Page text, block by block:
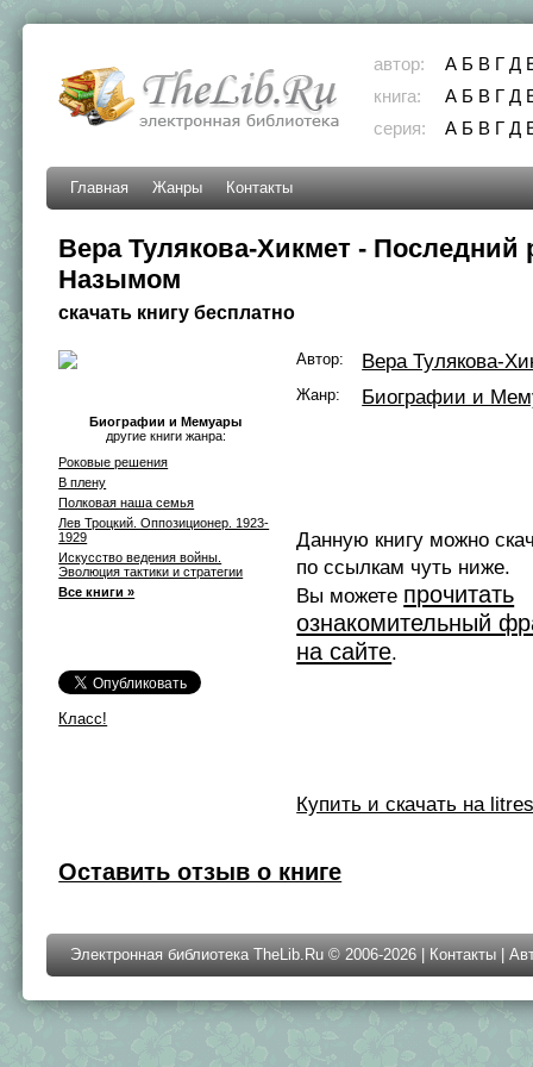
автор: А Б В Г Д
книга:
А Б В Г Д
серия:
А Б В Г Д
Главная Жанры Контакты
Вера Тулякова-Хикмет - Последний
Назымом
скачать книгу бесплатно
Биографии и Мемуары
другие книги жанра:
Роковые решения
В плену
Полковая наша семья
Лев Троцкий. Оппозиционер. 1923-
1929
Искусство ведения войны.
Эволюция тактики и стратегии
Все книги »
Класс!
Автор: Вера Тулякова-
Жанр: Биографии и
Данную книгу можно
по ссылкам чуть ниже.
Вы можете прочитать
ознакомительный
на сайте.
Купить и скачать на
Оставить отзыв о книге
Электронная библиотека TheLib.Ru © 2006-2026 | Контакты |